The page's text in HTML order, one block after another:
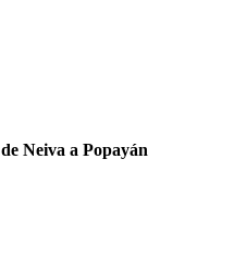
de Neiva a Popayán